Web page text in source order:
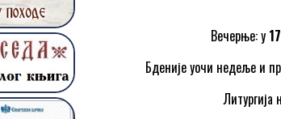
Вечерње: у 17
Бденије уочи недеље и